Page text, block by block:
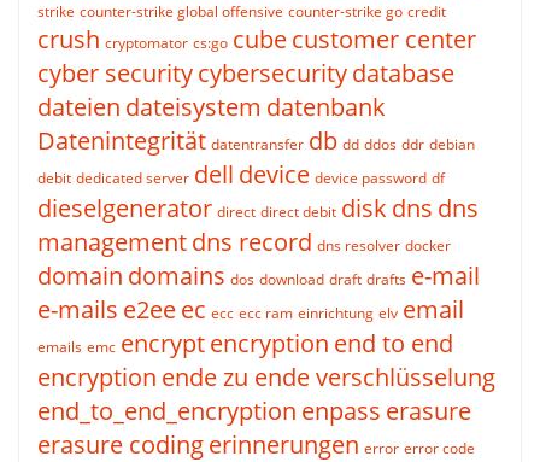
strike counter-strike global offensive counter-strike go credit
crush cryptomator cs:go cubecustomer center
cyber securitycybersecuritydatabase
dateien dateisystem datenbank
Datenintegrität datentransfer db dd ddos ddr debian
debit dedicated server dell device device password df
dieselgenerator direct direct debit disk dns dns
managementdns record dns resolver docker
domain domains dos download draft drafts e-mail
e-mails e2eeec ecc ecc ram einrichtung elv email
emails emc encryptencryption end to end
encryption ende zu ende verschlüsselung
end_to_end_encryption enpass erasure
erasure codingerinnerungen error error code